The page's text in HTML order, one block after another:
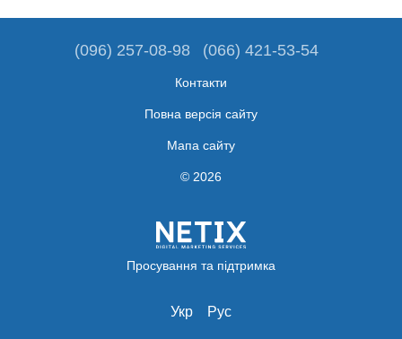
(096) 257-08-98 (066) 421-53-54
Контакти
Повна версія сайту
Мапа сайту
© 2026
Просування та підтримка
Укр Рус